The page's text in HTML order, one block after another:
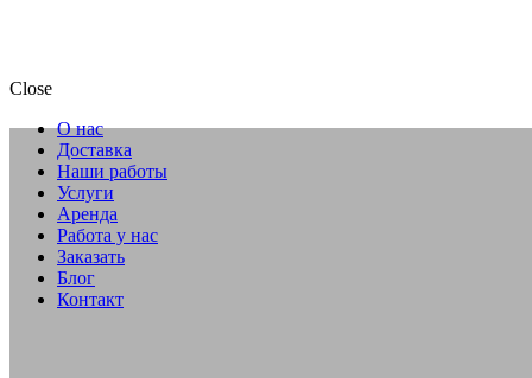
Close
О нас
Доставка
Наши работы
Услуги
Аренда
Работа у нас
Заказать
Блог
Контакт